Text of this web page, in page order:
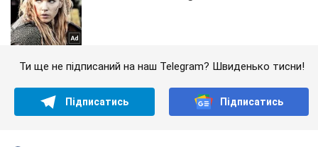
Ти ще не підписаний на наш Telegram? Швиденько тисни!
Підписатись Підписатись